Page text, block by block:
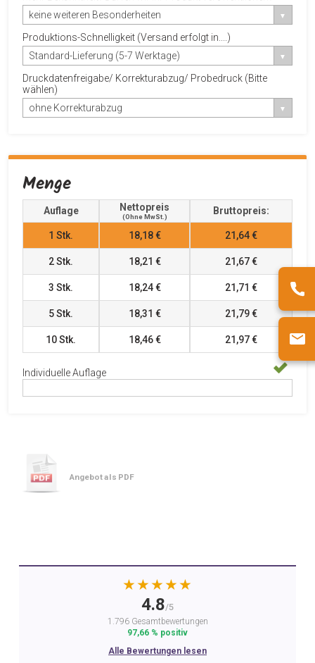
keine weiteren Besonderheiten
Produktions-Schnelligkeit (Versand erfolgt in....)
Standard-Lieferung (5-7 Werktage)
Druckdatenfreigabe/ Korrekturabzug/ Probedruck (Bitte
wählen)
ohne Korrekturabzug
Menge
Auflage Nettopreis
(ohne MwSt.)
Bruttopreis:
1 Stk. 18,18 € 21,64 €
2Stk. 18,21 € 21,67 €
3 Stk. 18,24 € 21,71 €
5Stk. 18,31 € 21,79 €
10Stk. 18,46 € 21,97 €
Individuelle Auflage
Angebot als PDF
★★★★★
4.8/5
1.796 Gesamtbewertungen
97,66 % positiv
Alle Bewertungen lesen